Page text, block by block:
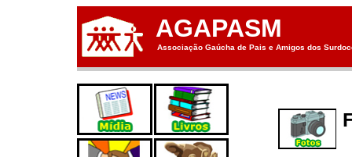
AGAPASM
Associação Gaúcha de Pais e Amigos dos